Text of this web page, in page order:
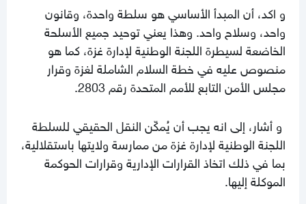
و اكد، أن المبدأ الأساسي هو سلطة واحدة، وقانون
واحد، وسلاح واحد. وهذا يعني توحيد جميع الأسلحة
الخاضعة لسيطرة اللجنة الوطنية لإدارة غزة، كما هو
منصوص عليه في خطة السلام الشاملة لغزة وقرار
مجلس الأمن التابع للأمم المتحدة رقم 2803.
و أشار، إلى انه يجب أن يُمكّن النقل الحقيقي للسلطة
اللجنة الوطنية لإدارة غزة من ممارسة ولايتها باستقلالية،
بما في ذلك اتخاذ القرارات الإدارية وقرارات الحوكمة
الموكلة إليها.